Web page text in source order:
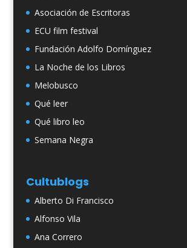
Asociación de Escritoras
ECU film festival
Fundación Adolfo Domínguez
La Noche de los Libros
Melobusco
Qué leer
Qué libro leo
Semana Negra
Cultublogs
Alberto Di Francisco
Alfonso Vila
Ana Correro